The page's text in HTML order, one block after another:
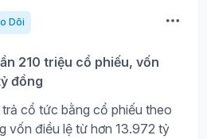
Dõi
210 triệu cổ phiếu, vốn
đồng
cổ tức bằng cổ phiếu theo
vốn điều lệ từ hơn 13.972 tỷ